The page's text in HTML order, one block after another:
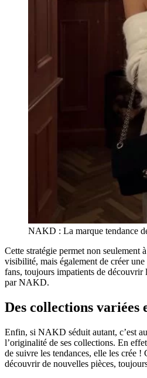
NAKD : La marque tendance
Cette stratégie permet non seulement
visibilité, mais également de créer
fans, toujours impatients de découvrir
par NAKD.
Des collections variées
Enfin, si NAKD séduit autant, c’est
l’originalité de ses collections. En
de suivre les tendances, elle les crée !
découvrir de nouvelles pièces,